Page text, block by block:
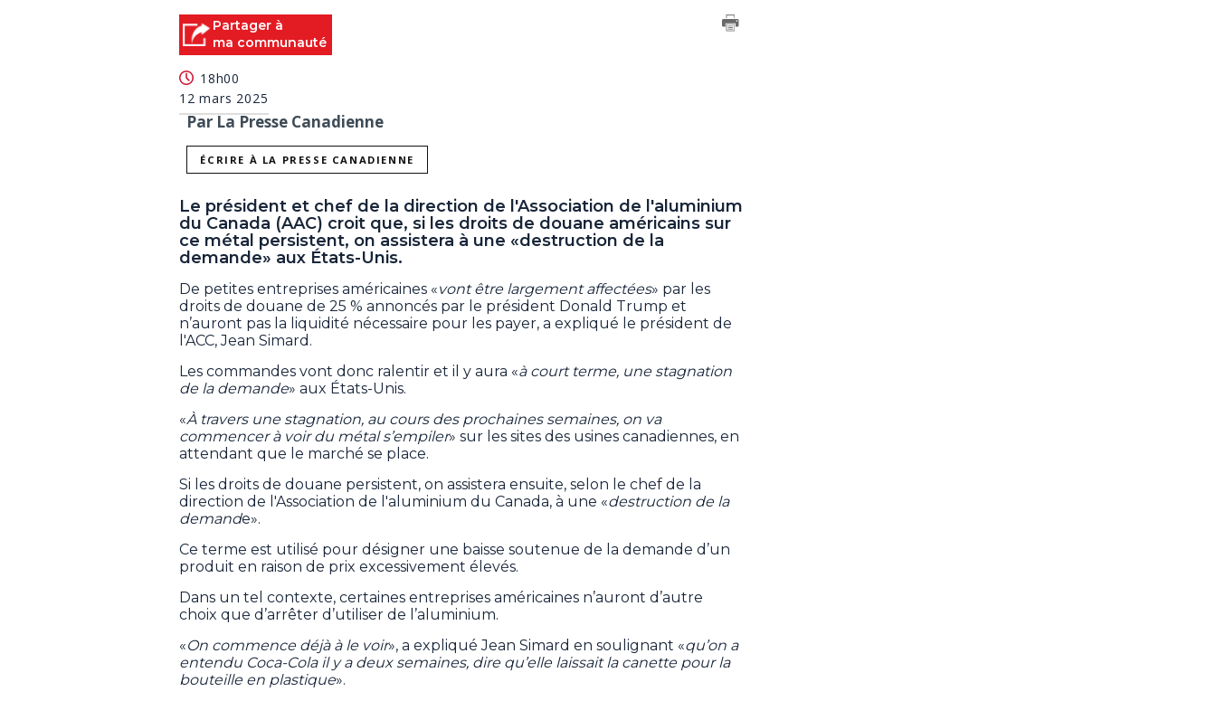
Partager à
ma communauté
18h00
12 mars 2025
Par La Presse Canadienne
ÉCRIRE À LA PRESSE CANADIENNE
Le président et chef de la direction de l'Association de l'aluminium
du Canada (AAC) croit que, si les droits de douane américains sur
ce métal persistent, on assistera à une «destruction de la
demande» aux États-Unis.
De petites entreprises américaines «vont être largement affectées» par les
droits de douane de 25 % annoncés par le président Donald Trump et
n’auront pas la liquidité nécessaire pour les payer, a expliqué le président de
l'ACC, Jean Simard.
Les commandes vont donc ralentir et il y aura «à court terme, une stagnation
de la demande» aux États-Unis.
«À travers une stagnation, au cours des prochaines semaines, on va
commencer à voir du métal s’empiler» sur les sites des usines canadiennes, en
attendant que le marché se place.
Si les droits de douane persistent, on assistera ensuite, selon le chef de la
direction de l'Association de l'aluminium du Canada, à une «destruction de la
demande».
Ce terme est utilisé pour désigner une baisse soutenue de la demande d’un
produit en raison de prix excessivement élevés.
Dans un tel contexte, certaines entreprises américaines n’auront d’autre
choix que d’arrêter d’utiliser de l’aluminium.
«On commence déjà à le voir», a expliqué Jean Simard en soulignant «qu’on a
entendu Coca-Cola il y a deux semaines, dire qu’elle laissait la canette pour la
bouteille en plastique».